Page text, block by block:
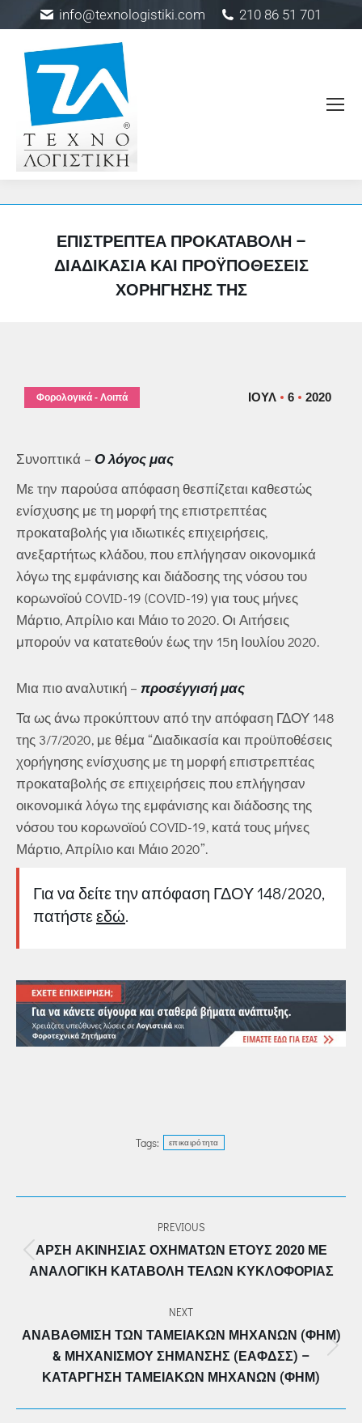
info@texnologistiki.com 210 86 51 701
ΕΠΙΣΤΡΕΠΤΈΑ ΠΡΟΚΑΤΑΒΟΛΉ –
ΔΙΑΔΙΚΑΣΊΑ ΚΑΙ ΠΡΟΫΠΟΘΈΣΕΙΣ
ΧΟΡΉΓΗΣΉΣ ΤΗΣ
ΙΟΎΛ 6 2020
Φορολογικά - Λοιπά
Συνοπτικά – Ο λόγοςμας
Με την παρούσα απόφαση θεσπίζεται καθεστώς
ενίσχυσης με τη μορφή της επιστρεπτέας
προκαταβολής για ιδιωτικές επιχειρήσεις,
ανεξαρτήτως κλάδου, που επλήγησαν οικονομικά
λόγω της εμφάνισης και διάδοσης της νόσου του
κορωνοϊού COVID-19 (COVID-19) για τους μήνες
Μάρτιο, Απρίλιο και Μάιο το 2020. Οι Αιτήσεις
μπορούν να κατατεθούν έως την 15η Ιουλίου 2020.
Μια πιο αναλυτική – προσέγγισή μας
Τα ως άνω προκύπτουν από την απόφαση ΓΔΟΥ 148
της 3/7/2020, με θέμα “Διαδικασία και προϋποθέσεις
χορήγησης ενίσχυσης με τη μορφή επιστρεπτέας
προκαταβολής σε επιχειρήσεις που επλήγησαν
οικονομικά λόγω της εμφάνισης και διάδοσης της
νόσου του κορωνοϊού COVID-19, κατά τους μήνες
Μάρτιο, Απρίλιο και Μάιο 2020”.
Για να δείτε την απόφαση ΓΔΟΥ 148/2020,
πατήστεεδώ.
Tags: επικαιρότητα
PREVIOUS
Previous
post:
ΆΡΣΗ ΑΚΙΝΗΣΊΑΣ ΟΧΗΜΆΤΩΝ ΈΤΟΥΣ 2020 ΜΕ
ΑΝΑΛΟΓΙΚΉ ΚΑΤΑΒΟΛΉ ΤΕΛΏΝ ΚΥΚΛΟΦΟΡΊΑΣ
NEXT
Next
post:
ΑΝΑΒΆΘΜΙΣΗ ΤΩΝ ΤΑΜΕΙΑΚΏΝ ΜΗΧΑΝΏΝ (ΦΗΜ)
& ΜΗΧΑΝΙΣΜΟΎ ΣΉΜΑΝΣΗΣ (ΕΑΦΔΣΣ) –
ΚΑΤΆΡΓΗΣΗ ΤΑΜΕΙΑΚΏΝ ΜΗΧΑΝΏΝ (ΦΗΜ)